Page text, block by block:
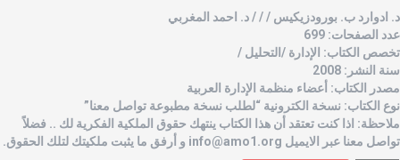
ادوارد ب. بورودزيكيس / / / د. احمد المغربي
الصفحات: 699
الكتاب: الإدارة /التحليل /
النشر: 2008
الكتاب: أعضاء منظمة الإدارة العربية
الكتاب: نسخة الكترونية “لطلب نسخة مطبوعة تواصل معنا”
اذا كنت تعتقد أن هذا الكتاب ينتهك حقوق الملكية الفكرية لك .. فضلاً
معنا عبر الايميل info@amo1.orgو أرفق ما يثبت ملكيتك لتلك الحقوق.